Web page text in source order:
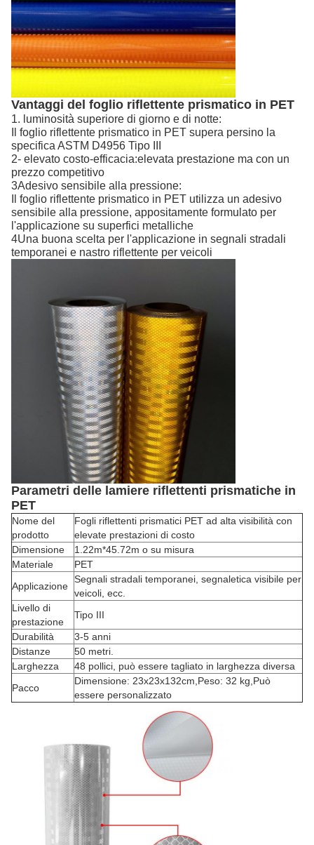
Vantaggi del foglio riflettente prismatico in PET
1. luminosità superiore di giorno e di notte:
Il foglio riflettente prismatico in PET supera persino la
specifica ASTM D4956 Tipo III
2- elevato costo-efficacia:elevata prestazione ma con un
prezzo competitivo
3Adesivo sensibile alla pressione:
Il foglio riflettente prismatico in PET utilizza un adesivo
sensibile alla pressione, appositamente formulato per
l'applicazione su superfici metalliche
4Una buona scelta per l'applicazione in segnali stradali
temporanei e nastro riflettente per veicoli
Parametri delle lamiere riflettenti prismatiche in
PET
Nome del
prodotto
Fogli riflettenti prismatici PET ad alta visibilità con
elevate prestazioni di costo
Dimensione
1.22m*45.72m o su misura
Materiale
PET
Applicazione
Segnali stradali temporanei, segnaletica visibile per
veicoli, ecc.
Livello di
prestazione
Tipo III
Durabilità
3-5 anni
Distanze
50 metri.
Larghezza
48 pollici, può essere tagliato in larghezza diversa
Pacco
Dimensione: 23x23x132cm,Peso: 32 kg,Può
essere personalizzato